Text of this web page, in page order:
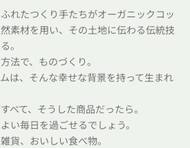
れたつくり手たちがオーガニックコッ
素材を用い、その土地に伝わる伝統技
。
法で、ものづくり。
は、そんな幸せな背景を持って生まれ
べて、そうした商品だったら。
い毎日を過ごせるでしょう。
貨、おいしい食べ物。